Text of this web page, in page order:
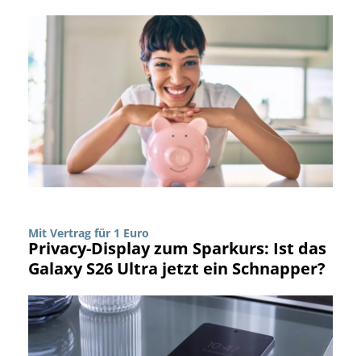
Mit Vertrag für 1 Euro
Privacy-Display zum Sparkurs: Ist das
Galaxy S26 Ultra jetzt ein Schnapper?